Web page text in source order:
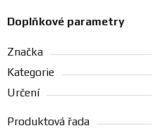
Doplňkové parametry
Značka
Kategorie
Určení
Produktová řada